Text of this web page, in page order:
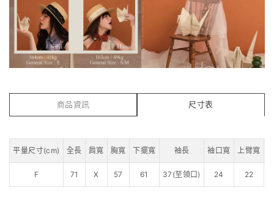
商品資訊 尺寸表
平量尺寸(cm) 全長 肩寬 胸寬 下擺寬 袖長 袖口寬 上臂寬
F 71 X 57 61 37(至領口) 24 22